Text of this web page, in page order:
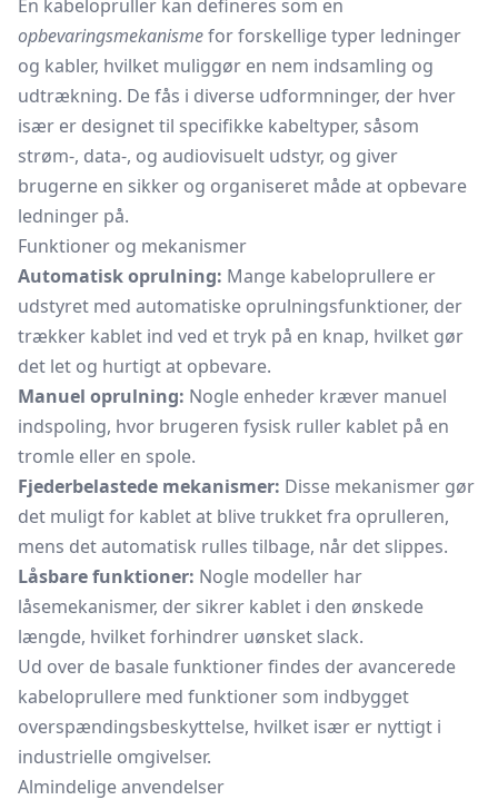
En kabelopruller kan defineres som en
opbevaringsmekanismefor forskellige typer ledninger
og kabler, hvilket muliggør en nem indsamling og
udtrækning. De fås i diverse udformninger, der hver
især er designet til specifikke kabeltyper, såsom
strøm-, data-, og audiovisuelt udstyr, og giver
brugerne en sikker og organiseret måde at opbevare
ledninger på.
Funktioner og mekanismer
Automatisk oprulning: Mange kabeloprullere er
udstyret med automatiske oprulningsfunktioner, der
trækker kablet ind ved et tryk på en knap, hvilket gør
det let og hurtigt at opbevare.
Manuel oprulning: Nogle enheder kræver manuel
indspoling, hvor brugeren fysisk ruller kablet på en
tromle eller en spole.
Fjederbelastede mekanismer: Disse mekanismer gør
det muligt for kablet at blive trukket fra oprulleren,
mens det automatisk rulles tilbage, når det slippes.
Låsbare funktioner: Nogle modeller har
låsemekanismer, der sikrer kablet i den ønskede
længde, hvilket forhindrer uønsket slack.
Ud over de basale funktioner findes der avancerede
kabeloprullere med funktioner som indbygget
overspændingsbeskyttelse, hvilket især er nyttigt i
industrielle omgivelser.
Almindelige anvendelser